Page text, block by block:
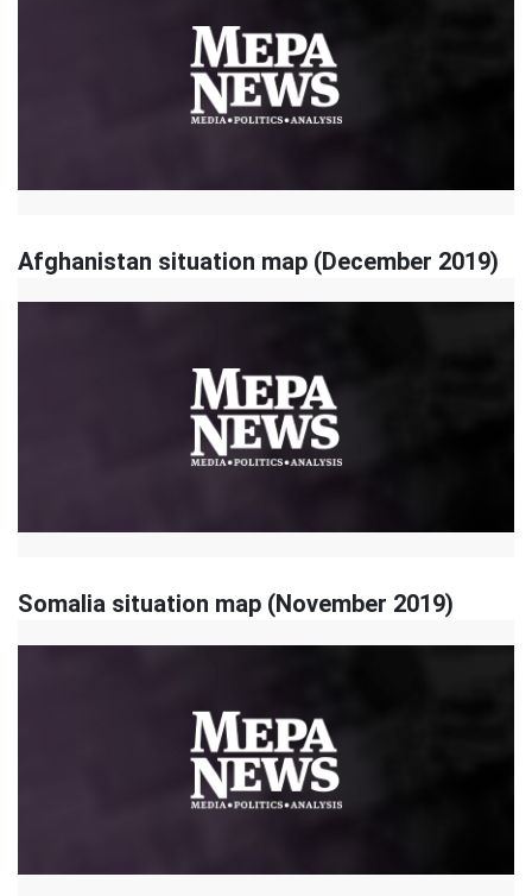
Afghanistan situation map (December 2019)
Somalia situation map (November 2019)